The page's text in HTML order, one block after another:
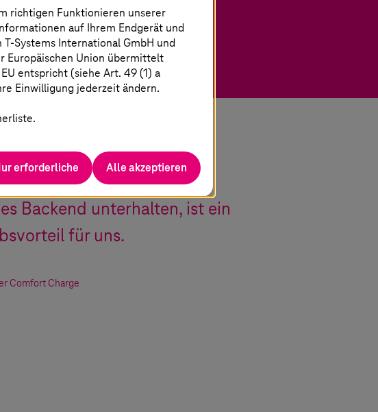
wir als Charging Point
Backend unterhalten, ist ein
für uns.
Comfort Charge
richtigen Funktionieren unserer
auf Ihrem Endgerät und
T-Systems International GmbH und
Europäischen Union übermittelt
entspricht (siehe Art. 49 (1) a
Einwilligung jederzeit ändern.
erforderliche Alle akzeptieren